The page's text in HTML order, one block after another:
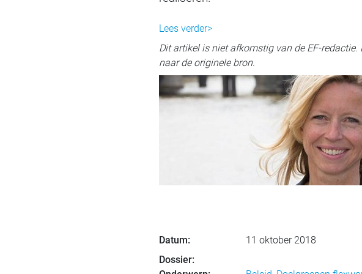
Lees verder>
Dit artikel is niet afkomstig van de EF-
naar de originele bron.
Datum:
11 oktober 2018
Dossier: